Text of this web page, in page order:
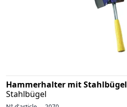
Hammerhalter mit Stahlbügel
Stahlbügel